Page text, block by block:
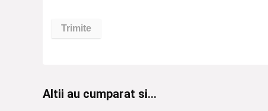
Altii au cumparat si...